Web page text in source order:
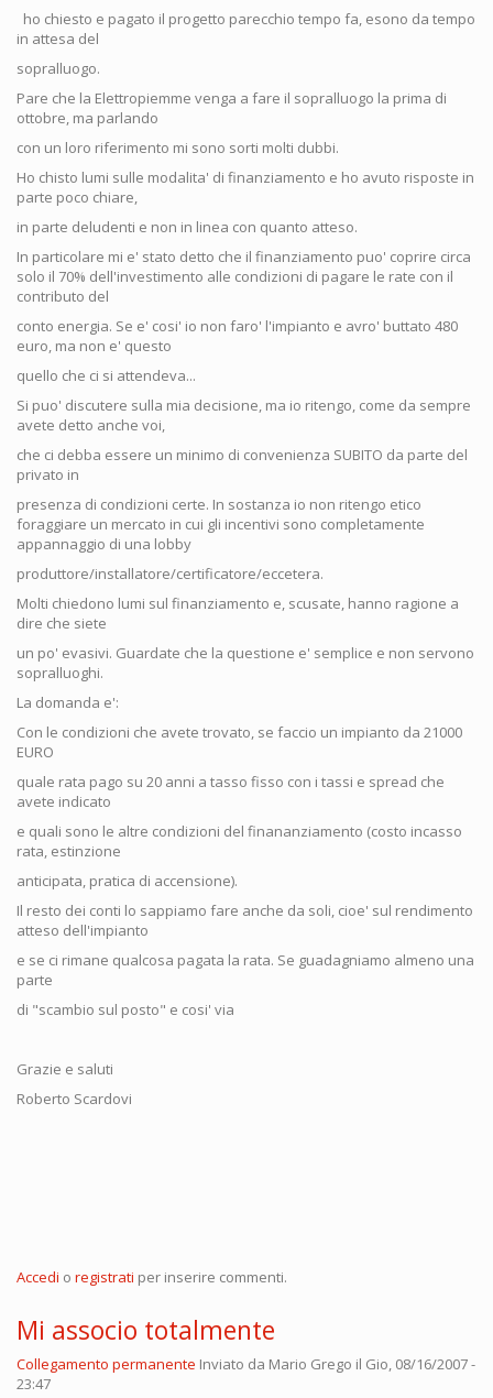
ho chiesto e pagato il progetto parecchio tempo fa, esono da tempo
in attesa del
sopralluogo.
Pare che la Elettropiemme venga a fare il sopralluogo la prima di
ottobre, ma parlando
con un loro riferimento mi sono sorti molti dubbi.
Ho chisto lumi sulle modalita' di finanziamento e ho avuto risposte in
parte poco chiare,
in parte deludenti e non in linea con quanto atteso.
In particolare mi e' stato detto che il finanziamento puo' coprire circa
solo il 70% dell'investimento alle condizioni di pagare le rate con il
contributo del
conto energia. Se e' cosi' io non faro' l'impianto e avro' buttato 480
euro, ma non e' questo
quello che ci si attendeva...
Si puo' discutere sulla mia decisione, ma io ritengo, come da sempre
avete detto anche voi,
che ci debba essere un minimo di convenienza SUBITO da parte del
privato in
presenza di condizioni certe. In sostanza io non ritengo etico
foraggiare un mercato in cui gli incentivi sono completamente
appannaggio di una lobby
produttore/installatore/certificatore/eccetera.
Molti chiedono lumi sul finanziamento e, scusate, hanno ragione a
dire che siete
un po' evasivi. Guardate che la questione e' semplice e non servono
sopralluoghi.
La domanda e':
Con le condizioni che avete trovato, se faccio un impianto da 21000
EURO
quale rata pago su 20 anni a tasso fisso con i tassi e spread che
avete indicato
e quali sono le altre condizioni del finananziamento (costo incasso
rata, estinzione
anticipata, pratica di accensione).
Il resto dei conti lo sappiamo fare anche da soli, cioe' sul rendimento
atteso dell'impianto
e se ci rimane qualcosa pagata la rata. Se guadagniamo almeno una
parte
di "scambio sul posto" e cosi' via
Grazie e saluti
Roberto Scardovi
Accedi o registrati per inserire commenti.
Mi associo totalmente
Collegamento permanente Inviato da Mario Grego il Gio, 08/16/2007 -
23:47